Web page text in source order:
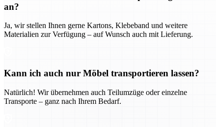
an?
Ja, wir stellen Ihnen gerne Kartons, Klebeband und weitere
Materialien zur Verfügung – auf Wunsch auch mit Lieferung.
Kann ich auch nur Möbel transportieren lassen?
Natürlich! Wir übernehmen auch Teilumzüge oder einzelne
Transporte – ganz nach Ihrem Bedarf.